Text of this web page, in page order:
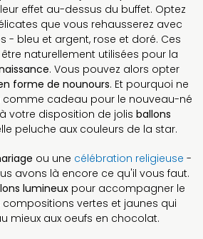
effet au-dessus du buffet. Optez
que vous rehausserez avec
- bleu et argent, rose et doré. Ces
naturellement utilisées pour la
. Vous pouvez alors opter
forme de nounours. Et pourquoi ne
comme cadeau pour le nouveau-né
votre disposition de jolis ballons
peluche aux couleurs de la star.
ou une célébration religieuse -
avons là encore ce qu'il vous faut.
lumineuxpour accompagner le
vertes et jaunes qui
mieux aux oeufs en chocolat.